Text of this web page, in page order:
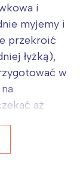
i
myjemy i
przekroić
łyżką),
w
aż